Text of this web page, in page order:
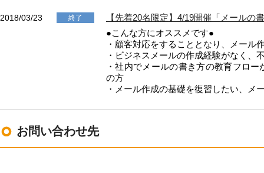
ネクストエンジン連
携
アクセス制限
多言語対応
情報漏えい対策
添付ファイルセキュ
2018/03/23 終了
【先着20名限定】4/19開催「メールの
●こんな方にオススメです●
・顧客対応をすることとなり、メール
・ビジネスメールの作成経験がなく、
・社内でメールの書き方の教育フロ
の方
・メール作成の基礎を復習したい、メ
お問い合わせ先